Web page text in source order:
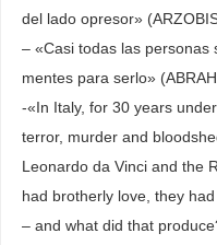
del lado opresor»
– «Casi todas las personas
mentes para serlo»
-«In Italy, for 30 years
terror, murder and
Leonardo da Vinci and the
had brotherly love, they
– and what did that